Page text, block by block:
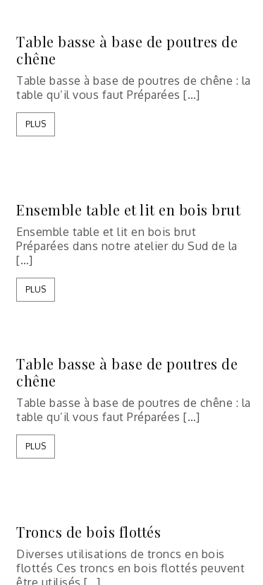
Table basse à base de poutres de
chêne
Table basse à base de poutres de chêne : la
table qu’il vous faut Préparées […]
PLUS
Ensemble table et lit en bois brut
Ensemble table et lit en bois brut
Préparées dans notre atelier du Sud de la
[…]
PLUS
Table basse à base de poutres de
chêne
Table basse à base de poutres de chêne : la
table qu’il vous faut Préparées […]
PLUS
Troncs de bois flottés
Diverses utilisations de troncs en bois
flottés Ces troncs en bois flottés peuvent
être utilisés […]